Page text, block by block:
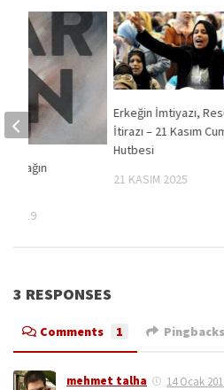
Erkeğin İmtiyazı,
İtirazı – 21 Kasım
Hutbesi
21 KASIM 2025
Kuşağın
2019
3 RESPONSES
Comments 1 Pingbacks
mehmet talha 14 Ocak